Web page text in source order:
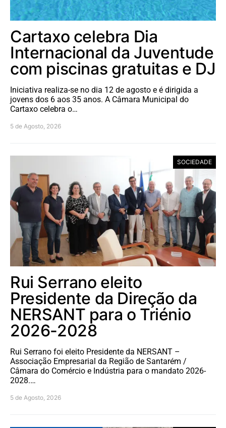
Cartaxo celebra Dia
Internacional da Juventude
com piscinas gratuitas e DJ
Iniciativa realiza-se no dia 12 de agosto e é dirigida a
jovens dos 6 aos 35 anos. A Câmara Municipal do
Cartaxo celebra o…
5 de Agosto, 2026
SOCIEDADE
Rui Serrano eleito
Presidente da Direção da
NERSANT para o Triénio
2026-2028
Rui Serrano foi eleito Presidente da NERSANT –
Associação Empresarial da Região de Santarém /
Câmara do Comércio e Indústria para o mandato 2026-
2028.…
5 de Agosto, 2026